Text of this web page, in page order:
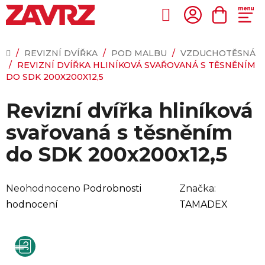
Přejít
na
Hledat
KOŠÍK
DOMŮ
/ REVIZNÍ DVÍŘKA / POD MALBU / VZDUCHOTĚSNÁ
/ REVIZNÍ DVÍŘKA HLINÍKOVÁ SVAŘOVANÁ S TĚSNĚNÍM
DO SDK 200X200X12,5
Revizní dvířka hliníková
svařovaná s těsněním
do SDK 200x200x12,5
Průměrné
hodnocení
0,0
Neohodnoceno Podrobnosti
hodnocení
Značka:
TAMADEX